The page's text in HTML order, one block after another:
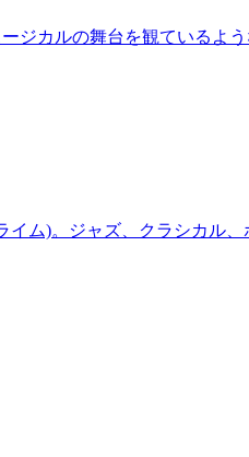
ジカルの舞台を観ているよ
イム)。ジャズ、クラシカル